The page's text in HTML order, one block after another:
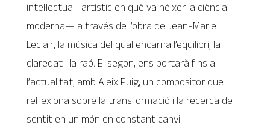
intel·lectual i artístic en què va néixer la ciència
moderna— a través de l’obra de Jean-Marie
Leclair, la música del qual encarna l’equilibri, la
claredat i la raó. El segon, ens portarà fins a
l’actualitat, amb Aleix Puig, un compositor que
reflexiona sobre la transformació i la recerca de
sentit en un món en constant canvi.